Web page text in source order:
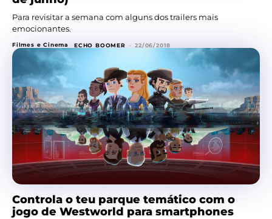
Para revisitar a semana com alguns dos trailers mais
emocionantes.
Filmes e Cinema ECHO BOOMER - 22/06/2018
Controla o teu parque temático com o
jogo de Westworld para smartphones